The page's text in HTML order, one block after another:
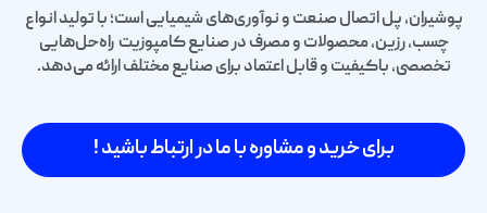
پوشیران، پل اتصال صنعت و نوآوری‌های شیمیایی است؛ با تولید انواع
چسب، رزین، محصولات و مصرف در صنایع کامپوزیت راه‌حل‌هایی
تخصصی، باکیفیت و قابل اعتماد برای صنایع مختلف ارائه می‌دهد.
برای خرید و مشاوره با ما در ارتباط باشید !